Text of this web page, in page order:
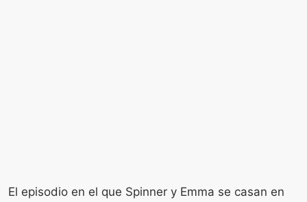
El episodio en el que Spinner y Emma se casan en